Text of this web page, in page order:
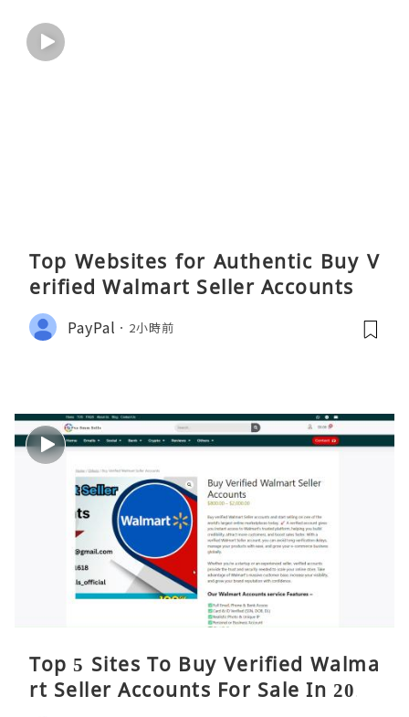
Top Websites for Authentic Buy V
erified Walmart Seller Accounts
PayPal 2小時前
Top 5 Sites To Buy Verified Walma
rt Seller Accounts For Sale In 2026